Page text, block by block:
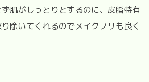
肌がしっとりとするのに、皮脂特有
除いてくれるのでメイクノリも良く